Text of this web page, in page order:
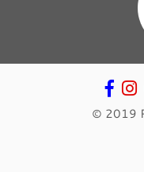
© 2019